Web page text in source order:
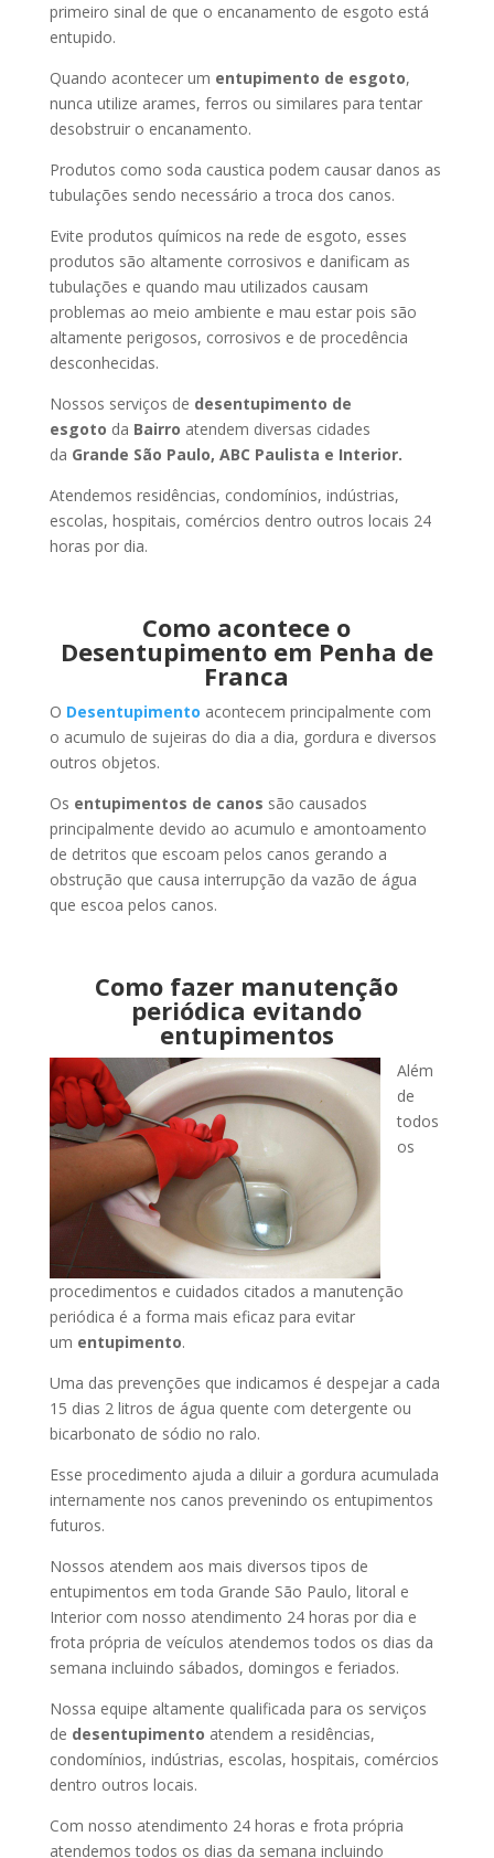
primeiro sinal de que o encanamento de esgoto está
entupido.
Quando acontecer um entupimento de esgoto,
nunca utilize arames, ferros ou similares para tentar
desobstruir o encanamento.
Produtos como soda caustica podem causar danos as
tubulações sendo necessário a troca dos canos.
Evite produtos químicos na rede de esgoto, esses
produtos são altamente corrosivos e danificam as
tubulações e quando mau utilizados causam
problemas ao meio ambiente e mau estar pois são
altamente perigosos, corrosivos e de procedência
desconhecidas.
Nossos serviços de desentupimento de
esgoto da Bairro atendem diversas cidades
da Grande São Paulo, ABC Paulista e Interior.
Atendemos residências, condomínios, indústrias,
escolas, hospitais, comércios dentro outros locais 24
horas por dia.
Como acontece o
Desentupimento em Penha de
Franca
O Desentupimento acontecem principalmente com
o acumulo de sujeiras do dia a dia, gordura e diversos
outros objetos.
Os entupimentos de canos são causados
principalmente devido ao acumulo e amontoamento
de detritos que escoam pelos canos gerando a
obstrução que causa interrupção da vazão de água
que escoa pelos canos.
Como fazer manutenção
periódica evitando
entupimentos
Além
de
todos
os
procedimentos e cuidados citados a manutenção
periódica é a forma mais eficaz para evitar
um entupimento.
Uma das prevenções que indicamos é despejar a cada
15 dias 2 litros de água quente com detergente ou
bicarbonato de sódio no ralo.
Esse procedimento ajuda a diluir a gordura acumulada
internamente nos canos prevenindo os entupimentos
futuros.
Nossos atendem aos mais diversos tipos de
entupimentos em toda Grande São Paulo, litoral e
Interior com nosso atendimento 24 horas por dia e
frota própria de veículos atendemos todos os dias da
semana incluindo sábados, domingos e feriados.
Nossa equipe altamente qualificada para os serviços
de desentupimento atendem a residências,
condomínios, indústrias, escolas, hospitais, comércios
dentro outros locais.
Com nosso atendimento 24 horas e frota própria
atendemos todos os dias da semana incluindo